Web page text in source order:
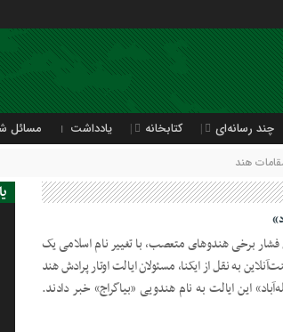
چند رسانه‌ای کتابخانه یادداشت مسائل
هند
فشار برخی هندوهای متعصب، با تغییر نام اسلامی یک
به نقل از ایکنا، مسئولان ایالت اوتار پرادش هند
این ایالت به نام هندویی «بیاگراج» خبر دادند.